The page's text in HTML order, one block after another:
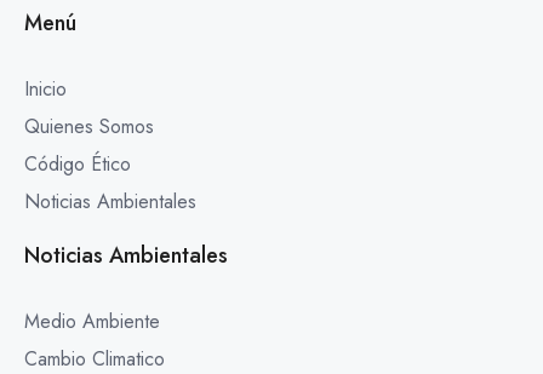
Menú
Inicio
Quienes Somos
Código Ético
Noticias Ambientales
Noticias Ambientales
Medio Ambiente
Cambio Climatico